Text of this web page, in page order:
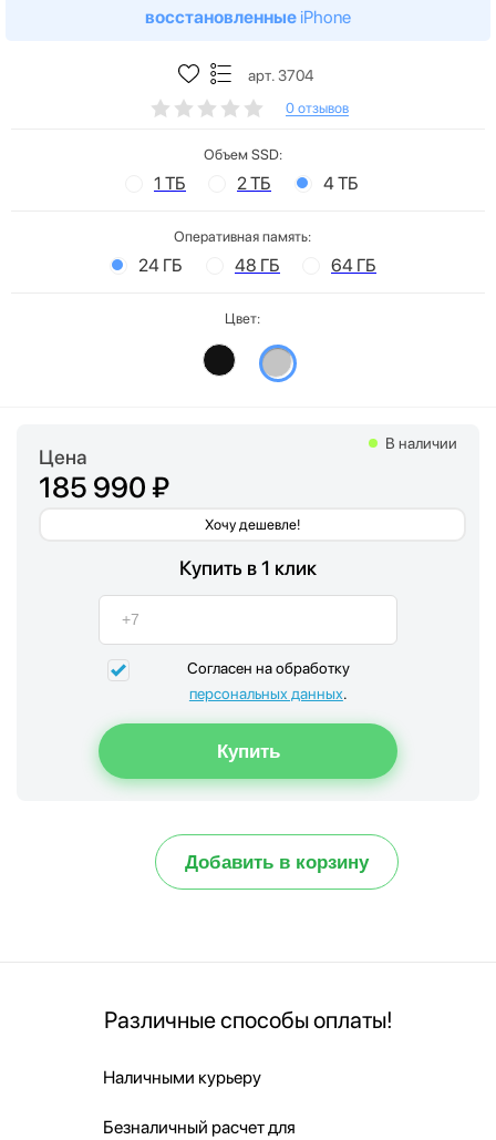
восстановленные iPhone
арт. 3704
0 отзывов
Объем SSD:
1 ТБ 2 ТБ 4 ТБ
Оперативная память:
24 ГБ 48 ГБ 64 ГБ
Цвет:
Цена
185 990 ₽
Хочу дешевле!
В наличии
Купить в 1 клик
Согласен на обработку
персональных данных.
Добавить в корзину
Различные способы оплаты!
Наличными курьеру
Безналичный расчет для